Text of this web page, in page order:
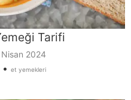
Tarifi
Nisan 2024
• et yemekleri